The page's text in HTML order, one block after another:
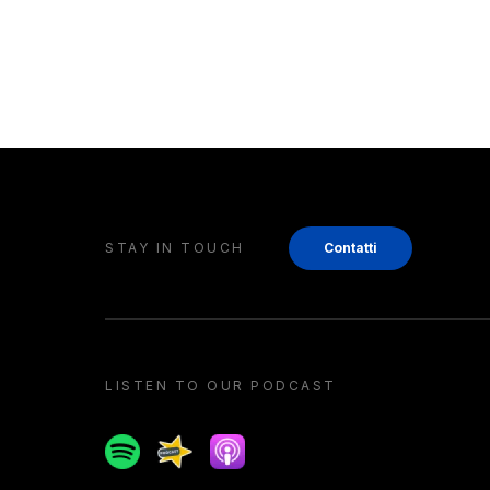
STAY IN TOUCH Contatti
LISTEN TO OUR PODCAST
SpotifySpreakerApple podcast